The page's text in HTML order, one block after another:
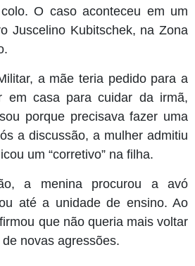
O caso aconteceu em um
Juscelino Kubitschek, na Zona
a mãe teria pedido para a
em casa para cuidar da irmã,
porque precisava fazer uma
a discussão, a mulher admitiu
um “corretivo” na filha.
a menina procurou a avó
até a unidade de ensino. Ao
que não queria mais voltar
novas agressões.